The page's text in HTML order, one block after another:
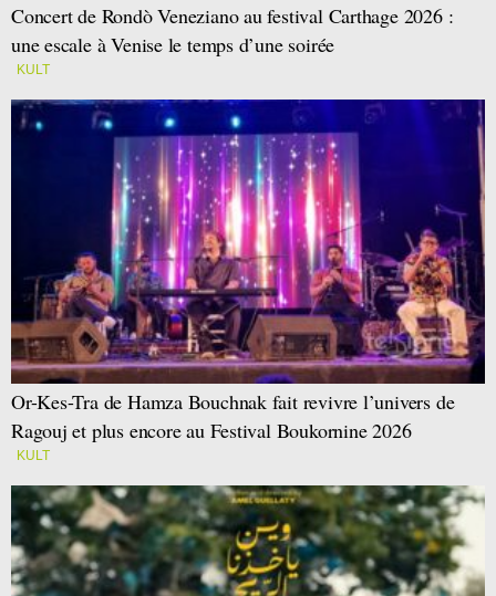
Concert de Rondò Veneziano au festival Carthage 2026 :
une escale à Venise le temps d’une soirée
KULT
Or-Kes-Tra de Hamza Bouchnak fait revivre l’univers de
Ragouj et plus encore au Festival Boukornine 2026
KULT